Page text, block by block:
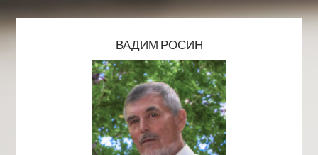
ВАДИМ РОСИН